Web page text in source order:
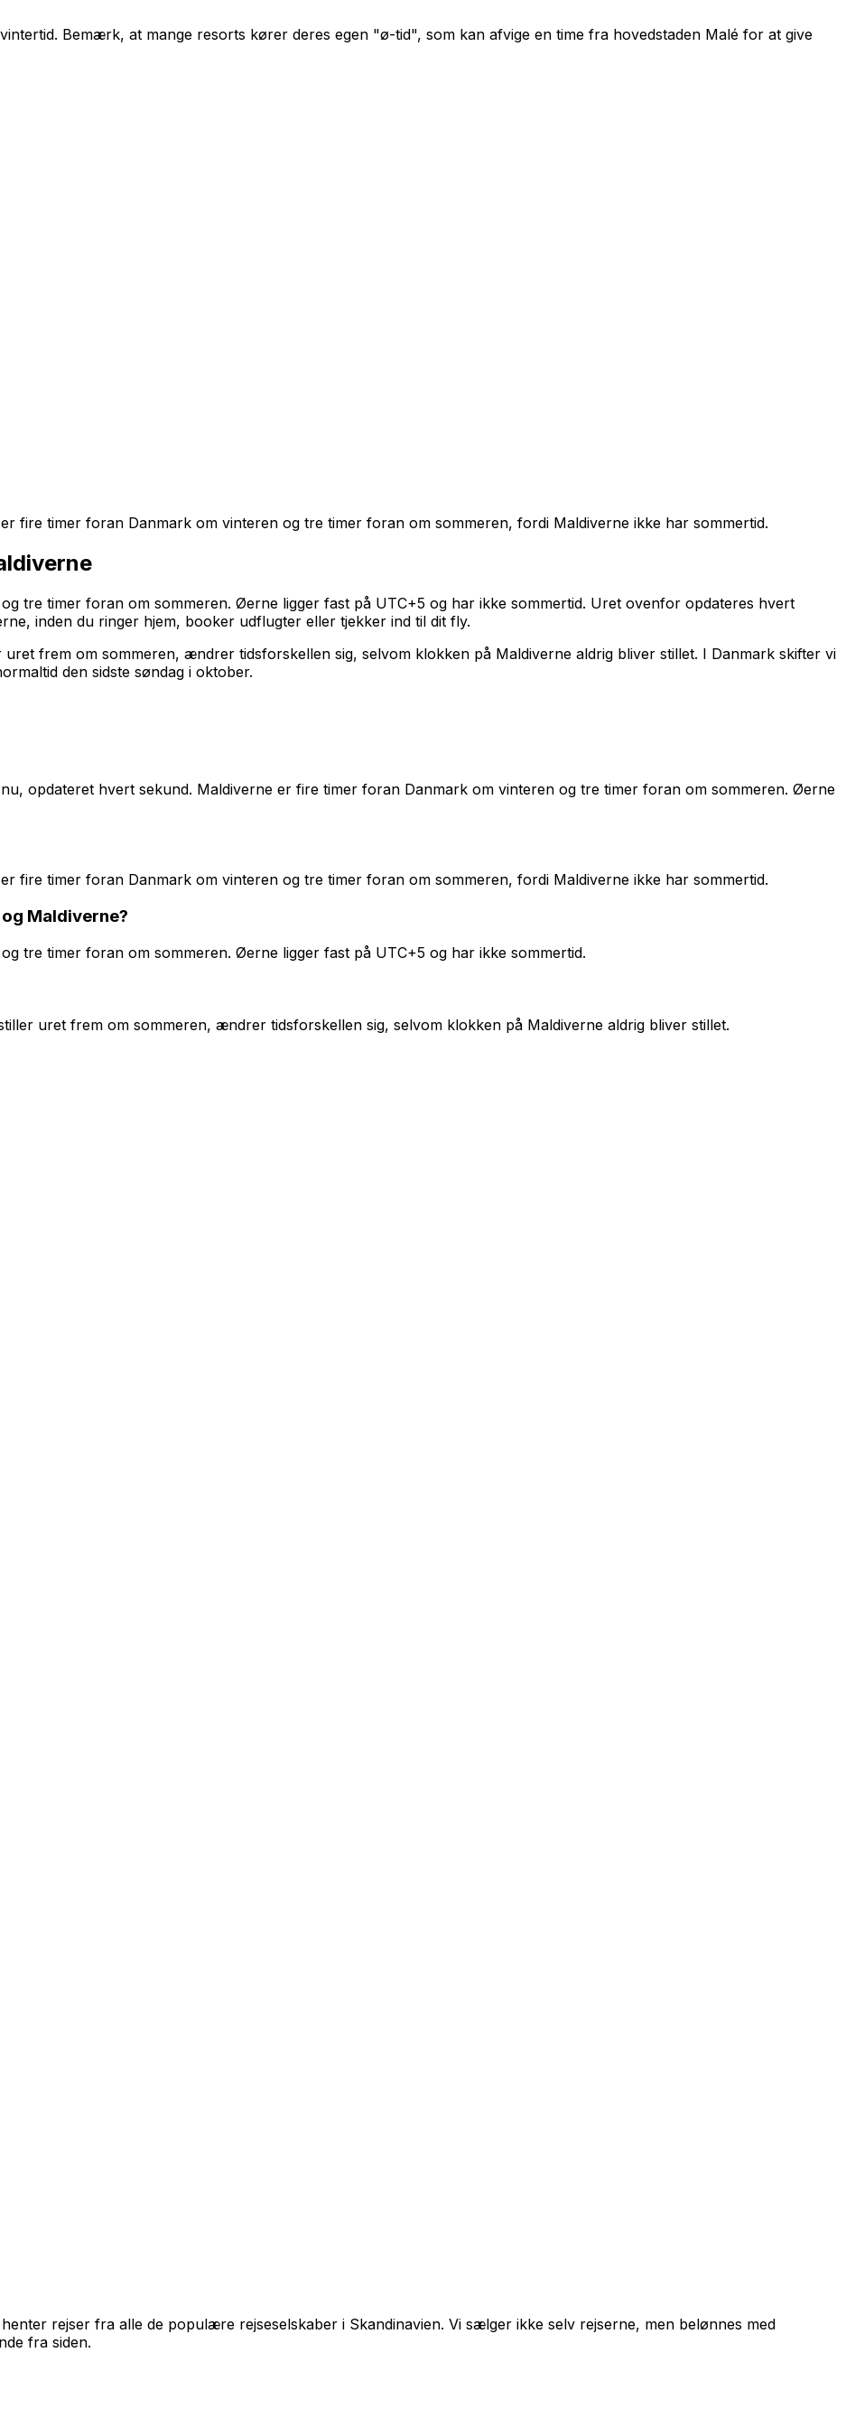
Bemærk, at mange resorts kører deres egen "ø-tid", som kan afvige en time fra hovedstaden Malé for at give
fire timer foran Danmark om vinteren og tre timer foran om sommeren, fordi Maldiverne ikke har sommertid.
tre timer foran om sommeren. Øerne ligger fast på UTC+5 og har ikke sommertid. Uret ovenfor opdateres hvert
, inden du ringer hjem, booker udflugter eller tjekker ind til dit fly.
frem om sommeren, ændrer tidsforskellen sig, selvom klokken på Maldiverne aldrig bliver stillet. I Danmark skifter vi
den sidste søndag i oktober.
opdateret hvert sekund. Maldiverne er fire timer foran Danmark om vinteren og tre timer foran om sommeren. Øerne
fire timer foran Danmark om vinteren og tre timer foran om sommeren, fordi Maldiverne ikke har sommertid.
Maldiverne?
tre timer foran om sommeren. Øerne ligger fast på UTC+5 og har ikke sommertid.
uret frem om sommeren, ændrer tidsforskellen sig, selvom klokken på Maldiverne aldrig bliver stillet.
rejser fra alle de populære rejseselskaber i Skandinavien. Vi sælger ikke selv rejserne, men belønnes med
fra siden.